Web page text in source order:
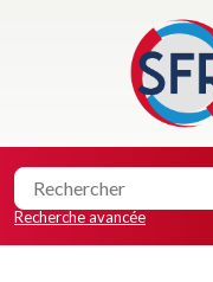
Accueil
Recherche avancée